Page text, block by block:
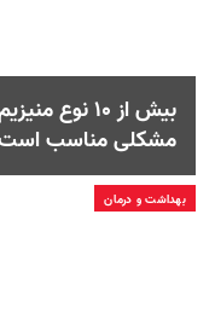
بیش از ۱۰
مشکلی مناسب‌
بهداشت و درمان